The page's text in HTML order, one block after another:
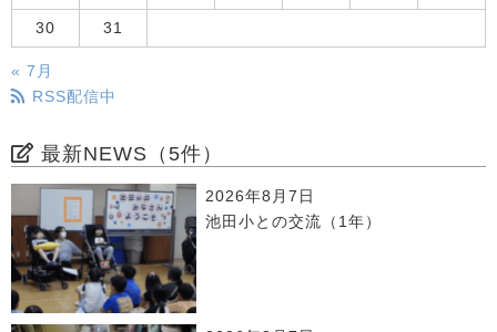
30 31
« 7月
RSS配信中
最新NEWS（5件）
2026年8月7日
池田小との交流（1年）